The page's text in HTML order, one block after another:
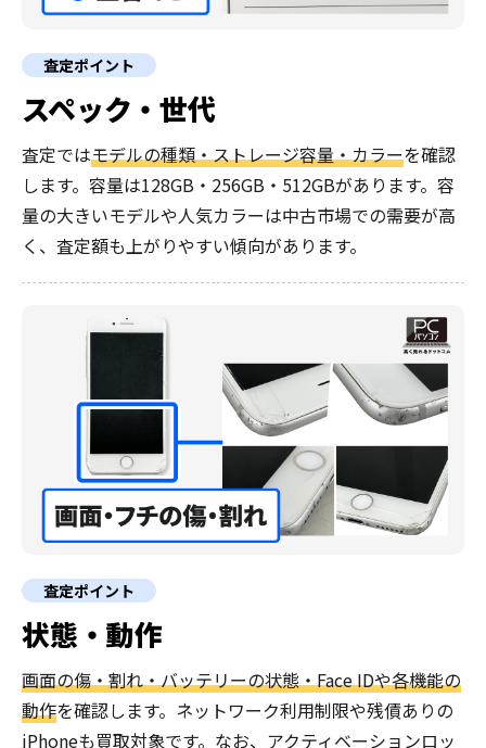
査定ポイント
スペック・世代
査定ではモデルの種類・ストレージ容量・カラーを確認
します。容量は128GB・256GB・512GBがあります。容
量の大きいモデルや人気カラーは中古市場での需要が高
く、査定額も上がりやすい傾向があります。
査定ポイント
状態・動作
画面の傷・割れ・バッテリーの状態・Face IDや各機能の
動作を確認します。ネットワーク利用制限や残債ありの
iPhoneも買取対象です。なお、アクティベーションロッ